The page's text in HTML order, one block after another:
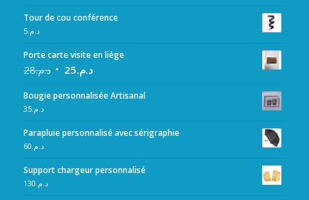
Tour de cou conférence
د.م.5
Porte carte visite en liège
د.م.28 د.م.25
Bougie personnalisée Artisanal
د.م.35
Parapluie personnalisé avec sérigraphie
د.م. 60
Support chargeur personnalisé
د.م. 130